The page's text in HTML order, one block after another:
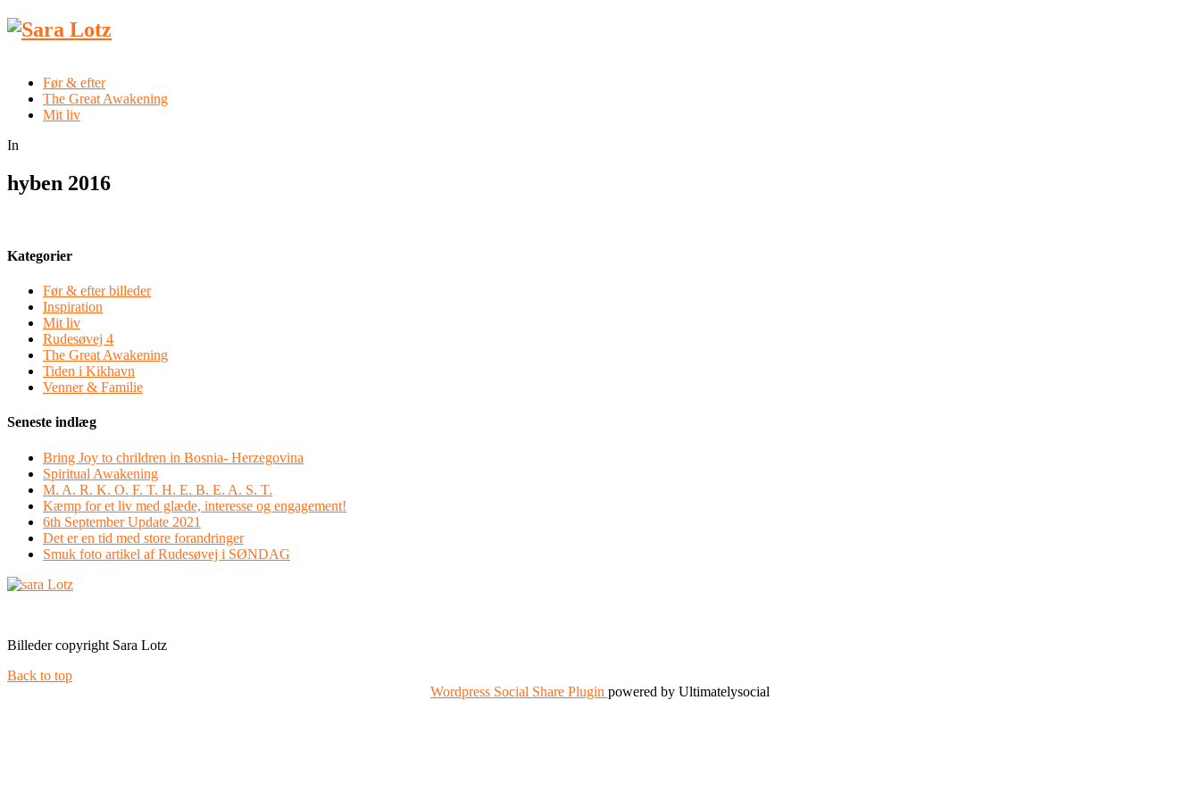
Før & efter
The Great Awakening
Mit liv
In
hyben 2016
Kategorier
Før & efter billeder
Inspiration
Mit liv
Rudesøvej 4
The Great Awakening
Tiden i Kikhavn
Venner & Familie
Seneste indlæg
Bring Joy to chrildren in Bosnia- Herzegovina
Spiritual Awakening
M. A. R. K. O. F. T. H. E. B. E. A. S. T.
Kæmp for et liv med glæde, interesse og engagement!
6th September Update 2021
Det er en tid med store forandringer
Smuk foto artikel af Rudesøvej i SØNDAG
Billeder copyright Sara Lotz
Back to top
Wordpress Social Share Plugin powered by Ultimatelysocial